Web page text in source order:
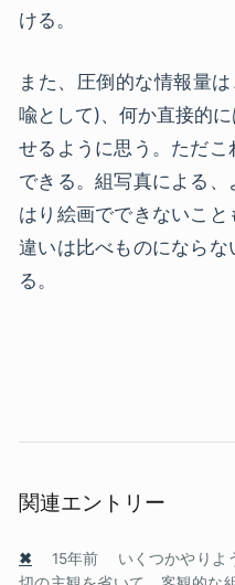
ける。
また、圧倒的な情報量
喩として)、何か直接的
せるように思う。ただ
できる。組写真による
はり絵画でできないこ
違いは比べものになら
る。
関連エントリー
✖ 15年前
いくつかやりよ